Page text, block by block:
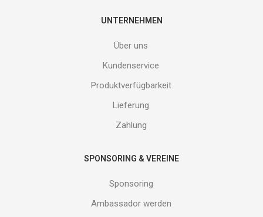
UNTERNEHMEN
Über uns
Kundenservice
Produktverfügbarkeit
Lieferung
Zahlung
SPONSORING & VEREINE
Sponsoring
Ambassador werden